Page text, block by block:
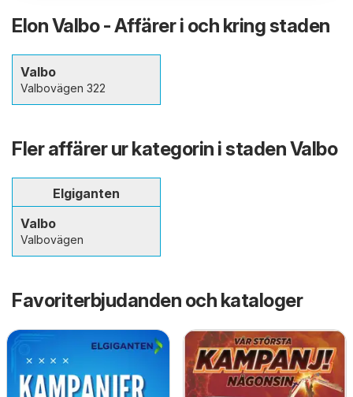
Elon Valbo - Affärer i och kring staden
Valbo
Valbovägen 322
Fler affärer ur kategorin i staden Valbo
Elgiganten
Valbo
Valbovägen
Favoriterbjudanden och kataloger